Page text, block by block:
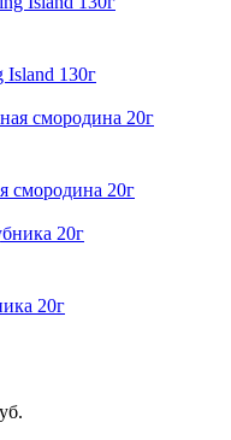
Island 130г
смородина 20г
20г